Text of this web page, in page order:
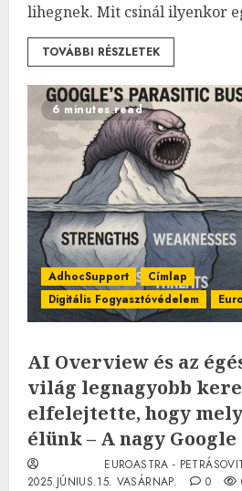
lihegnek. Mit csinál ilyenkor
TOVÁBBI RÉSZLETEK
6 minutes read
AdhocSupport
Címlap
Digitális Fogyasztóvédelem
AI Overview és az
világ legnagyobb
elfelejtette, hogy
élünk – A nagy
EUROASTRA -
2025.JÚNIUS.15. VASÁRNAP.
0